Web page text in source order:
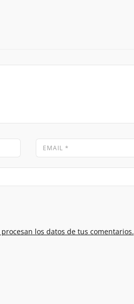
los datos de tus comentarios.